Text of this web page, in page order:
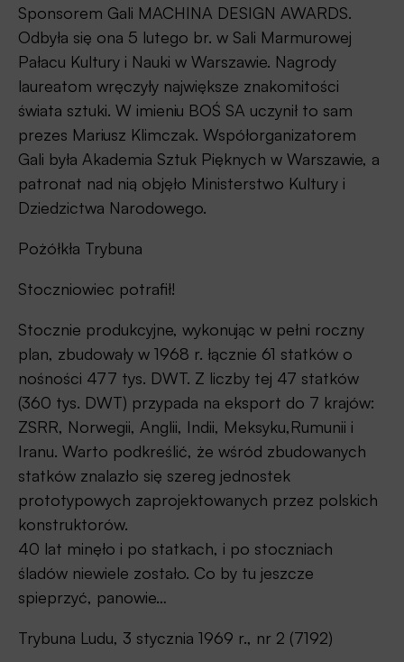
Sponsorem Gali MACHINA DESIGN AWARDS.
Odbyła się ona 5 lutego br. w Sali Marmurowej
Pałacu Kultury i Nauki w Warszawie. Nagrody
laureatom wręczyły największe znakomitości
świata sztuki. W imieniu BOŚ SA uczynił to sam
prezes Mariusz Klimczak. Współorganizatorem
Gali była Akademia Sztuk Pięknych w Warszawie, a
patronat nad nią objęło Ministerstwo Kultury i
Dziedzictwa Narodowego.
Pożółkła Trybuna
Stoczniowiec potrafił!
Stocznie produkcyjne, wykonując w pełni roczny
plan, zbudowały w 1968 r. łącznie 61 statków o
nośności 477 tys. DWT. Z liczby tej 47 statków
(360 tys. DWT) przypada na eksport do 7 krajów:
ZSRR, Norwegii, Anglii, Indii, Meksyku,Rumunii i
Iranu. Warto podkreślić, że wśród zbudowanych
statków znalazło się szereg jednostek
prototypowych zaprojektowanych przez polskich
konstruktorów.
40 lat minęło i po statkach, i po stoczniach
śladów niewiele zostało. Co by tu jeszcze
spieprzyć, panowie…
Trybuna Ludu, 3 stycznia 1969 r., nr 2 (7192)